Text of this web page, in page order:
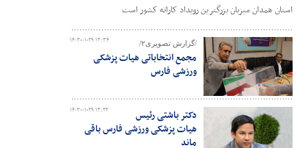
استان همدان میزبان بزرگترین رویداد کاراته کشور است
۱۴۰۳-۰۱-۲۹ ۱۳:۳۴ /گزارش تصویری۲/
مجمع انتخاباتی هیات پزشکی
ورزشی فارس
۱۴۰۳-۰۱-۲۹ ۱۳:۲۲
دکتر باشتی رئیس
هیات پزشکی ورزشی فارس باقی
ماند